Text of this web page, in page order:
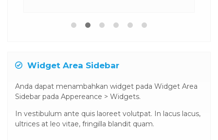
Widget Area Sidebar
Anda dapat menambahkan widget pada Widget Area
Sidebar pada Appereance > Widgets.
In vestibulum ante quis laoreet volutpat. In lacus lacus,
ultrices at leo vitae, fringilla blandit quam.